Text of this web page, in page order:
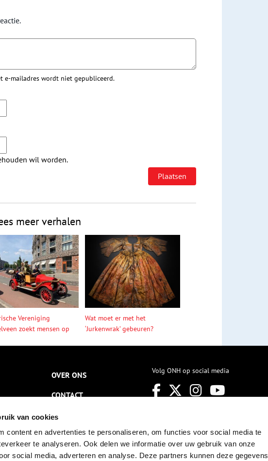
van cookies
content en advertenties te personaliseren, om functies voor social media te
te analyseren. Ook delen we informatie over uw gebruik van onze
social media, adverteren en analyse. Deze partners kunnen deze gegevens
e-mailadres wordt niet gepubliceerd.
wil worden.
meer verhalen
Vereniging
zoekt mensen op
Wat moet er met het
‘Jurkenwrak’ gebeuren?
OVER ONS
CONTACT
NIEUWSBRIEF
DISCLAIMER
PRIVACY
Volg ONH op social media